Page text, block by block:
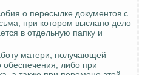
о пересылке документов с
при котором выслано дело
в отдельную папку и
матери, получающей
обеспечения, либо при